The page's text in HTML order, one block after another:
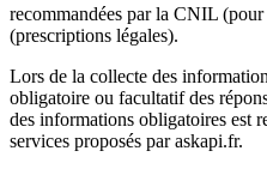
recommandées par la CNIL (pour
(prescriptions légales).
Lors de la collecte des
obligatoire ou facultatif des
des informations obligatoires est
services proposés par askapi.fr.